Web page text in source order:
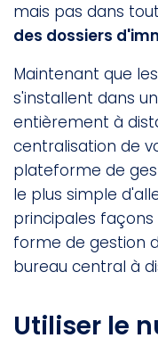
mais pas dans
des dossiers
Maintenant que
s'installent dans
entièrement à
centralisation de
plateforme de
le plus simple
principales
forme de gestion
bureau central à
Utiliser le